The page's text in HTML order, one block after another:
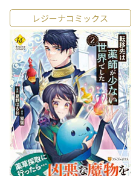
レジーナコミックス